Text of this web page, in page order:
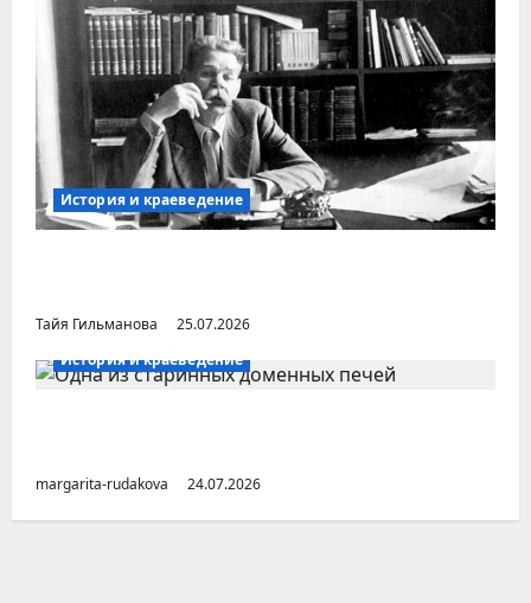
История и краеведение
Тайя Гильманова
25.07.2026
История и краеведение
margarita-rudakova 24.07.2026